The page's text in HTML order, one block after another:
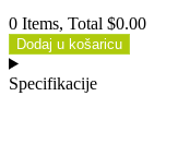
0 Items, Total $0.00
Dodaj u košaricu
Specifikacije